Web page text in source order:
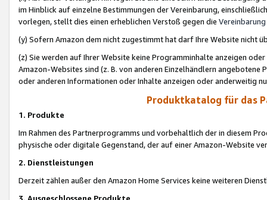
im Hinblick auf einzelne Bestimmungen der Vereinbarung,
vorlegen, stellt dies einen erheblichen Verstoß gegen die Vereinbarung
(y) Sofern Amazon dem nicht zugestimmt hat darf Ihre Website nicht
(z) Sie werden auf Ihrer Website keine Programminhalte anzeigen
Amazon-Websites sind (z. B. von anderen Einzelhändlern
oder anderen Informationen oder Inhalte anzeigen oder anderweitig
Produktkatalog für das
1. Produkte
Im Rahmen des Partnerprogramms und vorbehaltlich der in diesem
physische oder digitale Gegenstand, der auf einer Amazon-Website
2. Dienstleistungen
Derzeit zählen außer den Amazon Home Services keine weiteren